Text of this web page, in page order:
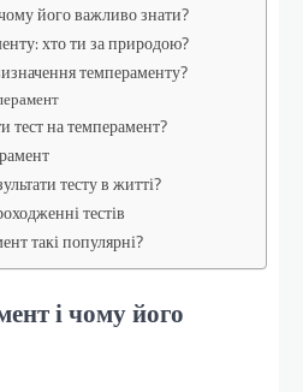
його важливо знати?
хто ти за природою?
темпераменту?
тест на темперамент?
тесту в житті?
тестів
такі популярні?
і чому його